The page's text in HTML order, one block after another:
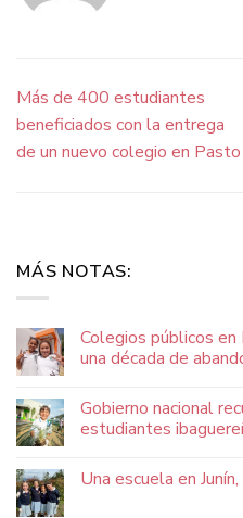
Más de 400 estudiantes
beneficiados con la entrega
de un nuevo colegio en Pasto
MÁS NOTAS:
Colegios públicos en
una década de
Gobierno nacional
estudiantes
Una escuela en